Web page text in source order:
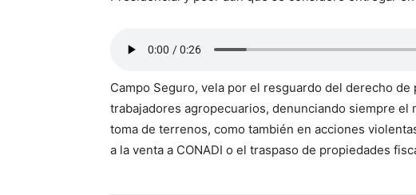
Campo Seguro, vela por el resguardo del derecho
trabajadores agropecuarios, denunciando siempre
toma de terrenos, como también en acciones
a la venta a CONADI o el traspaso de propiedades